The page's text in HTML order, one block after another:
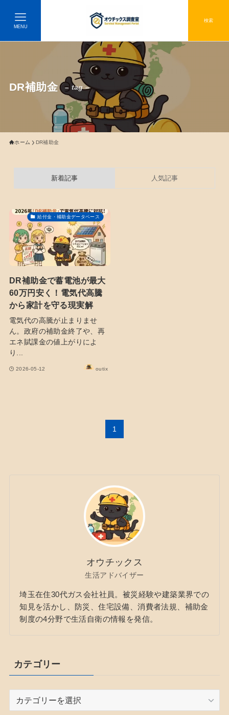
検索
MENU
DR補助金 – tag –
ホーム DR補助金
新着記事 人気記事
給付金・補助金データベース
DR補助金で蓄電池が最大
60万円安く！電気代高騰
から家計を守る現実解
電気代の高騰が止まりませ
ん。政府の補助金終了や、再
エネ賦課金の値上がりによ
り...
2026-05-12 outix
1
オウチックス
生活アドバイザー
埼玉在住30代ガス会社社員。被災経験や建築業界での
知見を活かし、防災、住宅設備、消費者法規、補助金
制度の4分野で生活自衛の情報を発信。
カテゴリー